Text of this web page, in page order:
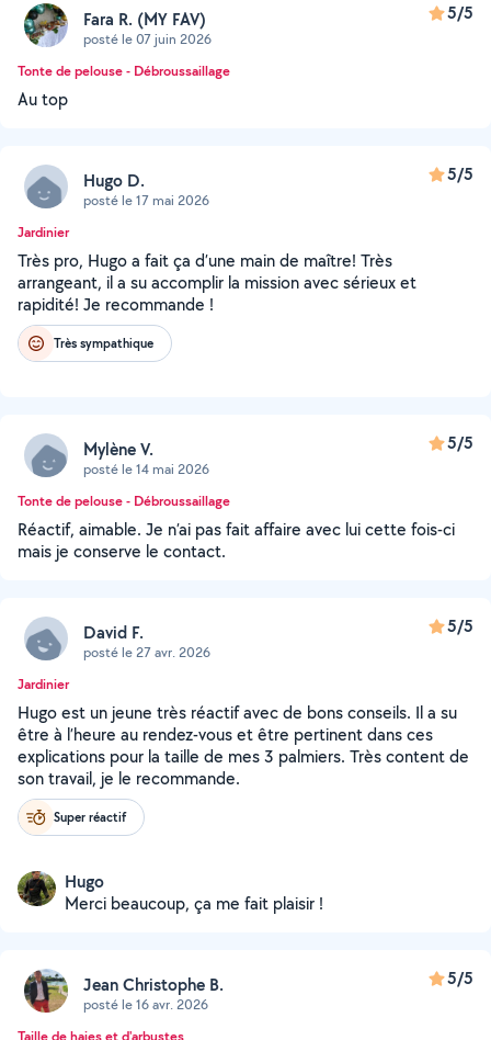
Fara R. (MY FAV)
posté le 07 juin 2026
5/5
Tonte de pelouse - Débroussaillage
Au top
Hugo D.
posté le 17 mai 2026
5/5
Jardinier
Très pro, Hugo a fait ça d’une main de maître! Très
arrangeant, il a su accomplir la mission avec sérieux et
rapidité! Je recommande !
Très sympathique
Mylène V.
posté le 14 mai 2026
5/5
Tonte de pelouse - Débroussaillage
Réactif, aimable. Je n’ai pas fait affaire avec lui cette fois-ci
mais je conserve le contact.
David F.
posté le 27 avr. 2026
5/5
Jardinier
Hugo est un jeune très réactif avec de bons conseils. Il a su
être à l’heure au rendez-vous et être pertinent dans ces
explications pour la taille de mes 3 palmiers. Très content de
son travail, je le recommande.
Super réactif
Hugo
Merci beaucoup, ça me fait plaisir !
Jean Christophe B.
posté le 16 avr. 2026
5/5
Taille de haies et d'arbustes